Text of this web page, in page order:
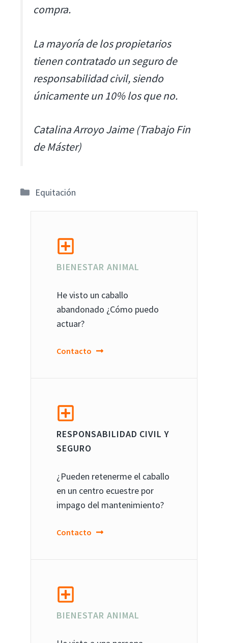
compra.
La mayoría de los propietarios
tienen contratado un seguro de
responsabilidad civil, siendo
únicamente un 10% los que no.
Catalina Arroyo Jaime (Trabajo Fin
de Máster)
Categorías
Equitación
BIENESTAR ANIMAL
He visto un caballo
abandonado ¿Cómo puedo
actuar?
Contacto
RESPONSABILIDAD CIVIL Y
SEGURO
¿Pueden retenerme el caballo
en un centro ecuestre por
impago del mantenimiento?
Contacto
BIENESTAR ANIMAL